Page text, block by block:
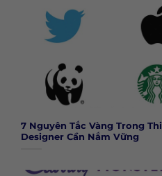
7 Nguyên Tắc Vàng Trong
Designer Cần Nắm Vững